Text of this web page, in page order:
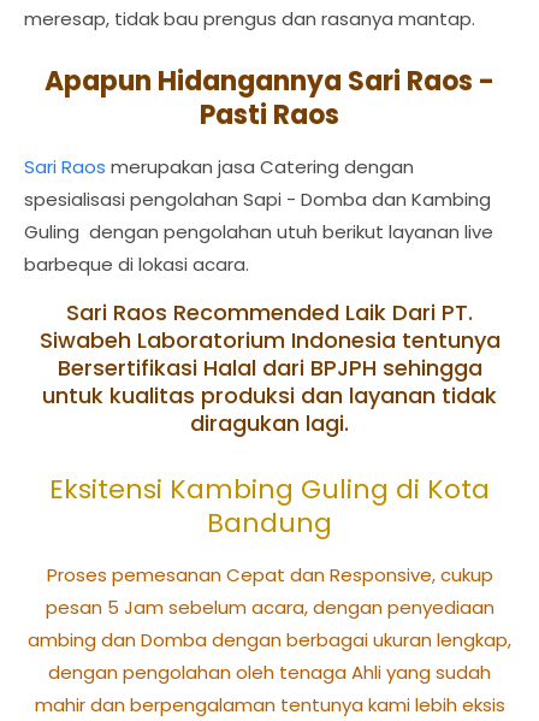
meresap, tidak bau prengus dan rasanya mantap.
Apapun Hidangannya Sari Raos -
Pasti Raos
Sari Raos merupakan jasa Catering dengan
spesialisasi pengolahan Sapi - Domba dan Kambing
Guling dengan pengolahan utuh berikut layanan live
barbeque di lokasi acara.
Sari Raos Recommended Laik Dari PT.
Siwabeh Laboratorium Indonesia tentunya
Bersertifikasi Halal dari BPJPH sehingga
untuk kualitas produksi dan layanan tidak
diragukan lagi.
Eksitensi Kambing Guling di Kota
Bandung
Proses pemesanan Cepat dan Responsive, cukup
pesan 5 Jam sebelum acara, dengan penyediaan
ambing dan Domba dengan berbagai ukuran lengkap,
dengan pengolahan oleh tenaga Ahli yang sudah
mahir dan berpengalaman tentunya kami lebih eksis